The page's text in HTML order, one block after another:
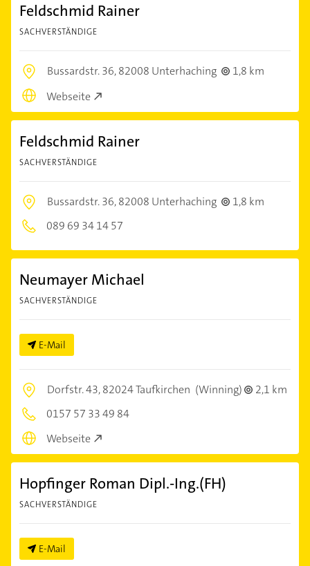
Feldschmid Rainer
SACHVERSTÄNDIGE
Bussardstr. 36,82008 Unterhaching
1,8 km
Webseite
Feldschmid Rainer
SACHVERSTÄNDIGE
Bussardstr. 36,82008 Unterhaching
1,8 km
089 69 34 14 57
Neumayer Michael
SACHVERSTÄNDIGE
E-Mail
Dorfstr. 43,82024 Taufkirchen (Winning)
2,1 km
0157 57 33 49 84
Webseite
Hopfinger Roman Dipl.-Ing.(FH)
SACHVERSTÄNDIGE
E-Mail